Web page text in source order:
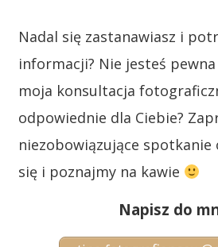
Nadal się zastanawiasz i
informacji? Nie jesteś
moja konsultacja
odpowiednie dla Ciebie?
niezobowiązujące spotkanie
się i poznajmy na kawie
Napisz do